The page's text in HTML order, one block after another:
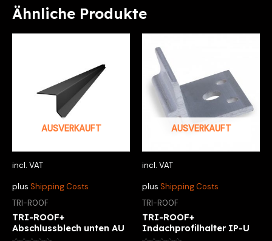
Ähnliche Produkte
AUSVERKAUFT
incl. VAT
plus Shipping Costs
TRI-ROOF
TRI-ROOF+
Abschlussblech unten AU
AUSVERKAUFT
incl. VAT
plus Shipping Costs
TRI-ROOF
TRI-ROOF+
Indachprofilhalter IP-U